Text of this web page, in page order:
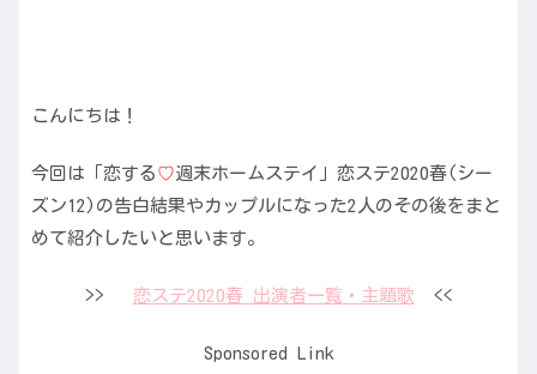
こんにちは！
今回は「恋する ♡週末ホームステイ」恋ステ2020春(シー
ズン12)の告白結果やカップルになった2人のその後をまと
めて紹介したいと思います。
>> 恋ステ2020春 出演者一覧・主題歌 <<
Sponsored Link